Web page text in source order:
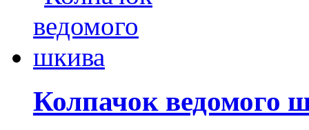
Колпачок ведомого